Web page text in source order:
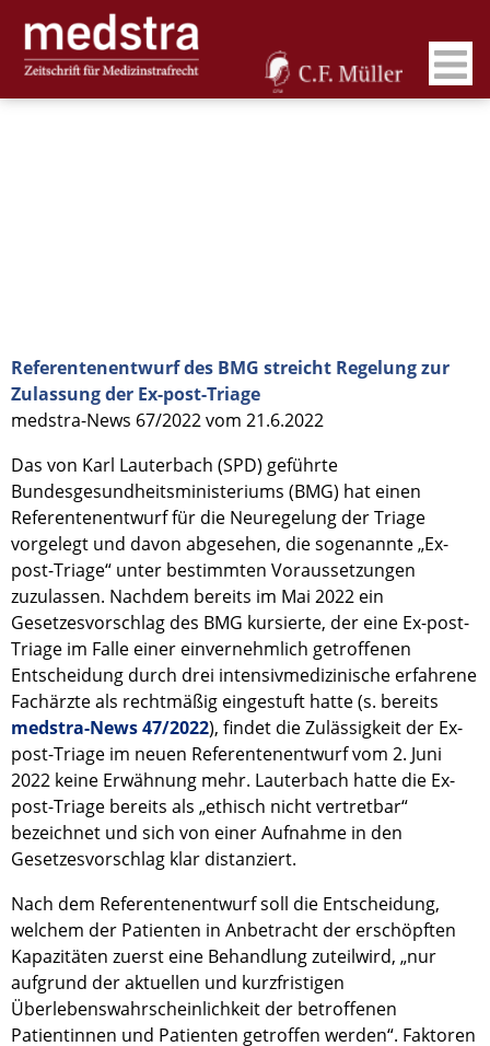
Referentenentwurf des BMG streicht Regelung zur
Zulassung der Ex-post-Triage
medstra-News 67/2022 vom 21.6.2022
Das von Karl Lauterbach (SPD) geführte
Bundesgesundheitsministeriums (BMG) hat einen
Referentenentwurf für die Neuregelung der Triage
vorgelegt und davon abgesehen, die sogenannte „Ex-
post-Triage“ unter bestimmten Voraussetzungen
zuzulassen. Nachdem bereits im Mai 2022 ein
Gesetzesvorschlag des BMG kursierte, der eine Ex-post-
Triage im Falle einer einvernehmlich getroffenen
Entscheidung durch drei intensivmedizinische erfahrene
Fachärzte als rechtmäßig eingestuft hatte (s. bereits
medstra-News 47/2022), findet die Zulässigkeit der Ex-
post-Triage im neuen Referentenentwurf vom 2. Juni
2022 keine Erwähnung mehr. Lauterbach hatte die Ex-
post-Triage bereits als „ethisch nicht vertretbar“
bezeichnet und sich von einer Aufnahme in den
Gesetzesvorschlag klar distanziert.
Nach dem Referentenentwurf soll die Entscheidung,
welchem der Patienten in Anbetracht der erschöpften
Kapazitäten zuerst eine Behandlung zuteilwird, „nur
aufgrund der aktuellen und kurzfristigen
Überlebenswahrscheinlichkeit der betroffenen
Patientinnen und Patienten getroffen werden“. Faktoren